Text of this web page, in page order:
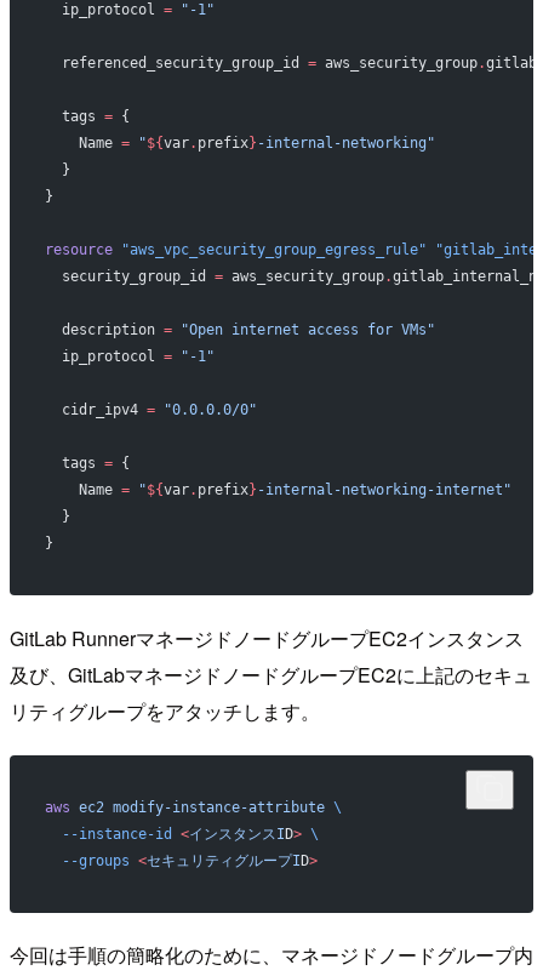
  ip_protocol
= "-1"
  referenced_security_group_id
= aws_security_group.
  tags
= {
    Name
= "${var. prefix} -internal-networking"
  }
}
resource "aws_vpc_security_group_egress_rule"
  security_group_id
= aws_security_group.
  description
= "Open internet access for VMs"
  ip_protocol
= "-1"
  cidr_ipv4
= "0.0.0.0/0"
  tags
= {
    Name
= "${var. prefix} -internal-networking-internet"
  }
}
GitLab RunnerマネージドノードグループEC2インスタンス
及び、GitLabマネージドノードグループEC2に上記のセキュ
リティグループをアタッチします。
aws ec2 modify-instance-attribute \
  --instance-id
<インスタンスID> \
  --groups
<セキュリティグループID>
今回は手順の簡略化のために、マネージドノードグループ内